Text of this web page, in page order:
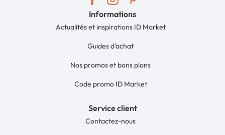
Informations
Actualités et inspirations ID Market
Guides d'achat
Nos promos et bons plans
Code promo ID Market
Service client
Contactez-nous